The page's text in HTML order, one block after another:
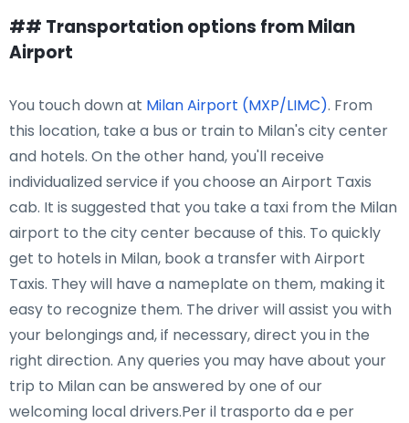
## Transportation options from Milan
Airport
You touch down at Milan Airport (MXP/LIMC). From
this location, take a bus or train to Milan's city center
and hotels. On the other hand, you'll receive
individualized service if you choose an Airport Taxis
cab. It is suggested that you take a taxi from the Milan
airport to the city center because of this. To quickly
get to hotels in Milan, book a transfer with Airport
Taxis. They will have a nameplate on them, making it
easy to recognize them. The driver will assist you with
your belongings and, if necessary, direct you in the
right direction. Any queries you may have about your
trip to Milan can be answered by one of our
welcoming local drivers.Per il trasporto da e per